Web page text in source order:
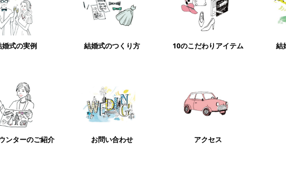
婚式の実例 結婚式のつくり方 10のこだわりアイテム 結
ンターのご紹介 お問い合わせ アクセス